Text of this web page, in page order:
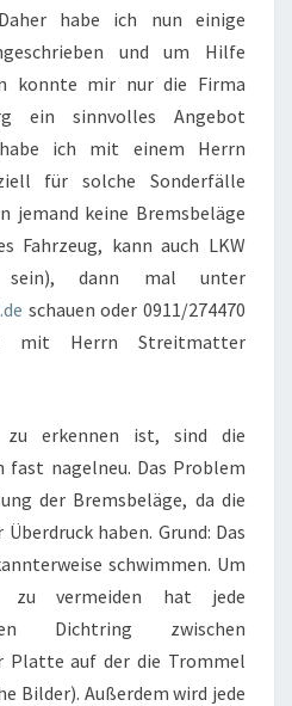
habe ich nun einige
und um Hilfe
konnte mir nur die Firma
ein sinnvolles Angebot
habe ich mit einem Herrn
für solche Sonderfälle
jemand keine Bremsbeläge
Fahrzeug, kann auch LKW
dann mal unter
schauen oder 0911/274470
mit Herrn Streitmatter
erkennen ist, sind die
fast nagelneu. Das Problem
der Bremsbeläge, da die
haben. Grund: Das
schwimmen. Um
zu vermeiden hat jede
Dichtring zwischen
Platte auf der die Trommel
Bilder). Außerdem wird jede